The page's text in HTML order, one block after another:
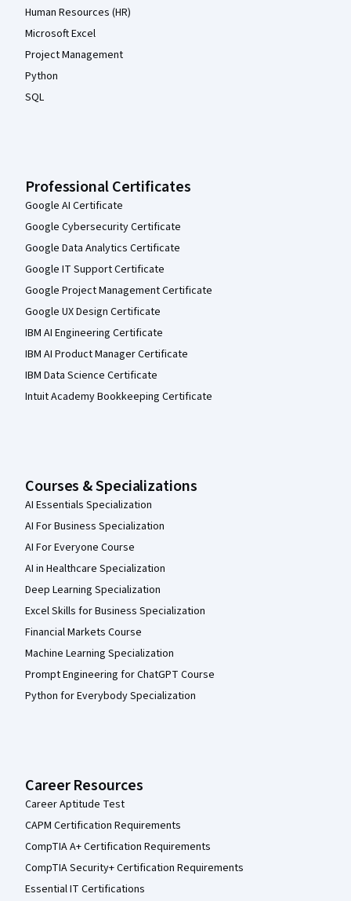
Human Resources (HR)
Microsoft Excel
Project Management
Python
SQL
Professional Certificates
Google AI Certificate
Google Cybersecurity Certificate
Google Data Analytics Certificate
Google IT Support Certificate
Google Project Management Certificate
Google UX Design Certificate
IBM AI Engineering Certificate
IBM AI Product Manager Certificate
IBM Data Science Certificate
Intuit Academy Bookkeeping Certificate
Courses & Specializations
AI Essentials Specialization
AI For Business Specialization
AI For Everyone Course
AI in Healthcare Specialization
Deep Learning Specialization
Excel Skills for Business Specialization
Financial Markets Course
Machine Learning Specialization
Prompt Engineering for ChatGPT Course
Python for Everybody Specialization
Career Resources
Career Aptitude Test
CAPM Certification Requirements
CompTIA A+ Certification Requirements
CompTIA Security+ Certification Requirements
Essential IT Certifications